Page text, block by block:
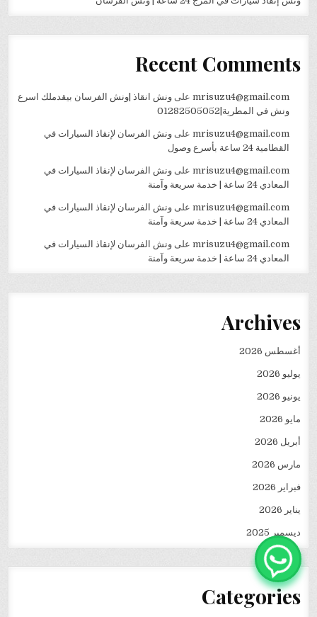
Recent Comments
mrisuzu4@gmail.comعلى ونش انقاذ |ونش الفرسان بيقدملك اسرع
ونش في المطرية|01282505052
mrisuzu4@gmail.comعلى ونش الفرسان لإنقاذ السيارات في
القطامية 24 ساعة بأسرع وصول
mrisuzu4@gmail.comعلى ونش الفرسان لإنقاذ السيارات في
المعادي 24 ساعة | خدمة سريعة وآمنة
mrisuzu4@gmail.comعلى ونش الفرسان لإنقاذ السيارات في
المعادي 24 ساعة | خدمة سريعة وآمنة
mrisuzu4@gmail.comعلى ونش الفرسان لإنقاذ السيارات في
المعادي 24 ساعة | خدمة سريعة وآمنة
Archives
أغسطس 2026
يوليو 2026
يونيو 2026
مايو 2026
أبريل 2026
مارس 2026
فبراير 2026
يناير 2026
ديسمبر 2025
Categories